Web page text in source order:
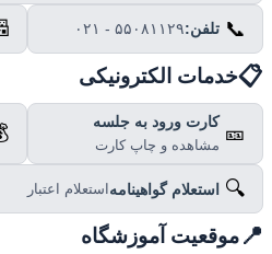
📞 تلفن:۰۲۱ - ۵۵۰۸۱۱۲۹ 📠
خدمات الکترونیکی
🎫 کارت ورود به جلسه
مشاهده و چاپ کارت
💰
🔍 استعلام گواهینامهاستعلام اعتبار
موقعیت آموزشگاه